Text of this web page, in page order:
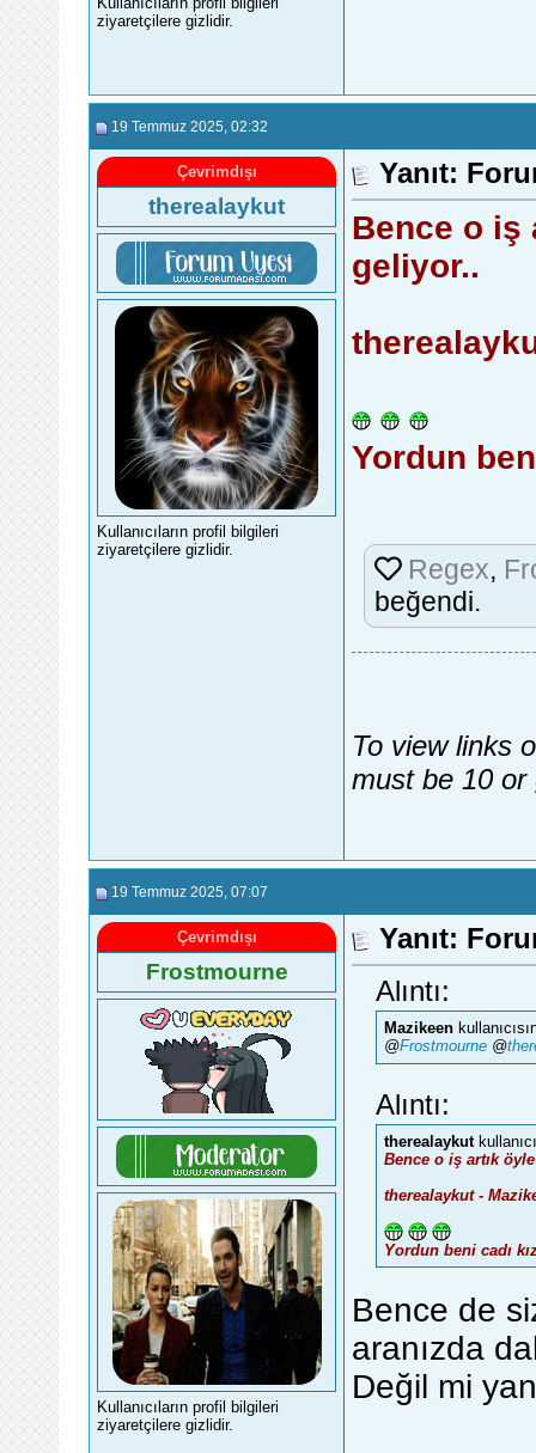
ziyaretçilere gizlidir.
19 Temmuz 2025 , 02:32
Çevrimdışı
therealaykut
Kullanıcıların profil bilgileri
ziyaretçilere gizlidir.
Yanıt:
Bence o iş
geliyor..
Yordun
Regex,
beğendi.
To view links
must be 10 or
19 Temmuz 2025 , 07:07
Çevrimdışı
Frostmourne
Kullanıcıların profil bilgileri
ziyaretçilere gizlidir.
Yanıt:
Alıntı:
Mazikeen
@Frostmourne @
Alıntı:
therealaykut
Bence o iş artık
therealaykut -
Yordun beni cadı
Bence de
aranızda
Değil mi